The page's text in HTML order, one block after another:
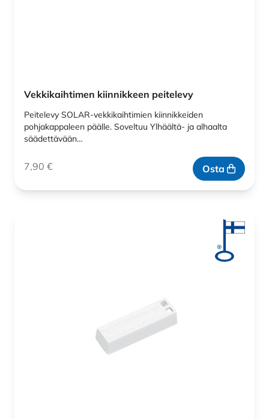
Vekkikaihtimen kiinnikkeen peitelevy
Peitelevy SOLAR-vekkikaihtimien kiinnikkeiden
pohjakappaleen päälle. Soveltuu Ylhäältä- ja alhaalta
säädettävään…
7,90 € Osta